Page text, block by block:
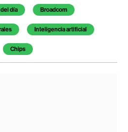
día Broadcom
Inteligencia artificial
Chips